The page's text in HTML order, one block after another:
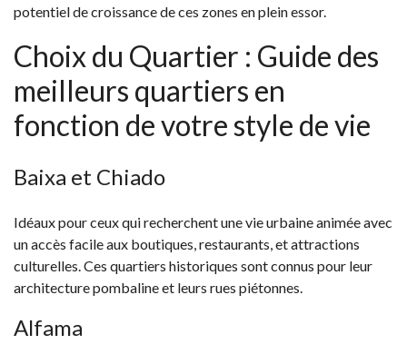
potentiel de croissance de ces zones en plein essor.
Choix du Quartier : Guide des
meilleurs quartiers en
fonction de votre style de vie
Baixa et Chiado
Idéaux pour ceux qui recherchent une vie urbaine animée avec
un accès facile aux boutiques, restaurants, et attractions
culturelles. Ces quartiers historiques sont connus pour leur
architecture pombaline et leurs rues piétonnes.
Alfama